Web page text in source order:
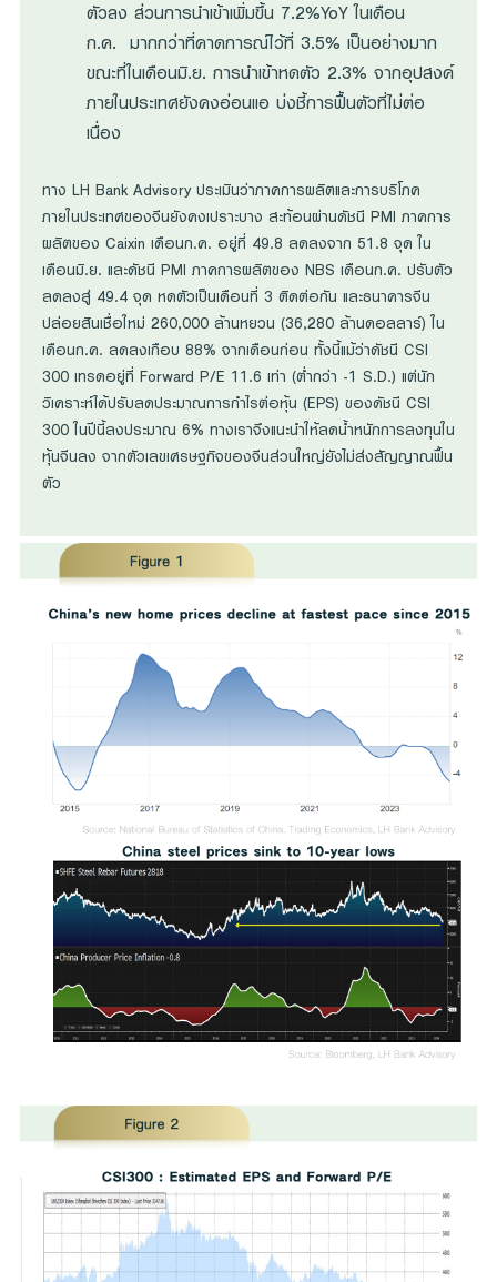
ตัวลง ส่วนการนำเข้าเพิ่มขึ้น 7.2%YoY ในเดือน
ก.ค. มากกว่าที่คาดการณ์ไว้ที่ 3.5% เป็นอย่างมาก
ขณะที่ในเดือนมิ.ย. การนำเข้าหดตัว 2.3% จากอุปสงค์
ภายในประเทศยังคงอ่อนแอ บ่งชี้การฟื้นตัวที่ไม่ต่อ
เนื่อง
ทาง LH Bank Advisory ประเมินว่าภาคการผลิตและการบริโภค
ภายในประเทศของจีนยังคงเปราะบาง สะท้อนผ่านดัชนี PMI ภาคการ
ผลิตของ Caixin เดือนก.ค. อยู่ที่ 49.8 ลดลงจาก 51.8 จุด ใน
เดือนมิ.ย. และดัชนี PMI ภาคการผลิตของ NBS เดือนก.ค. ปรับตัว
ลดลงสู่ 49.4 จุด หดตัวเป็นเดือนที่ 3 ติดต่อกัน และธนาคารจีน
ปล่อยสินเชื่อใหม่ 260,000 ล้านหยวน (36,280 ล้านดอลลาร์) ใน
เดือนก.ค. ลดลงเกือบ 88% จากเดือนก่อน ทั้งนี้แม้ว่าดัชนี CSI
300 เทรดอยู่ที่ Forward P/E 11.6 เท่า (ต่ำกว่า -1 S.D.) แต่นัก
วิเคราะห์ได้ปรับลดประมาณการกำไรต่อหุ้น (EPS) ของดัชนี CSI
300 ในปีนี้ลงประมาณ 6% ทางเราจึงแนะนำให้ลดน้ำหนักการลงทุนใน
หุ้นจีนลง จากตัวเลขเศรษฐกิจของจีนส่วนใหญ่ยังไม่ส่งสัญญาณฟื้น
ตัว